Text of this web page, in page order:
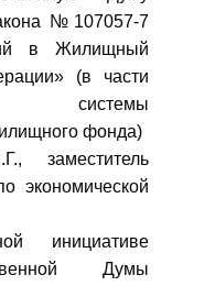
№ 107057-7
в Жилищный
(в части
системы
фонда)
заместитель
экономической
инициативе
Думы